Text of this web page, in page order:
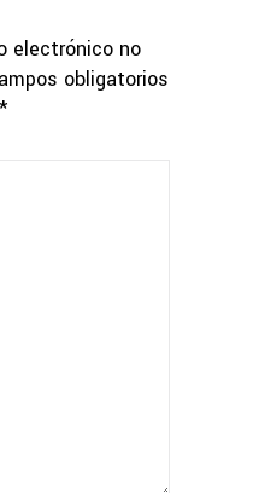
electrónico no
obligatorios
*